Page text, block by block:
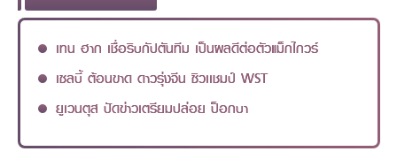
เทน ฮาก เชื่อริบกัปตันทีม เป็นผลดีต่อตัวแม็กไกวร์
เซลบี้ ต้อนขาด ดาวรุ่งจีน ซิวเเชมป์ WST
ยูเวนตุส ปัดข่าวเตรียมปล่อย ป็อกบา